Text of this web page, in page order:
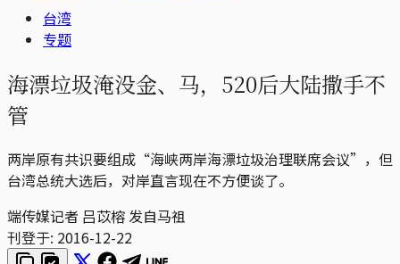
台湾
专题
海漂垃圾淹没金、马，520后大陆撒手不
管
两岸原有共识要组成“海峡两岸海漂垃圾治理联席会议”，但
台湾总统大选后，对岸直言现在不方便谈了。
端传媒记者 吕苡榕 发自马祖
刊登于: 2016-12-22